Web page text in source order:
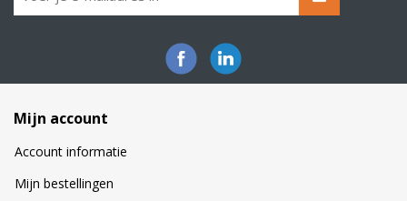
Mijn account
Account informatie
Mijn bestellingen